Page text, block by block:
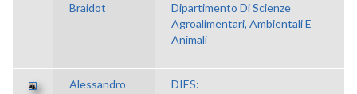
Braidot
Dipartimento Di Scienze
Agroalimentari, Ambientali E
Animali
Alessandro
DIES: